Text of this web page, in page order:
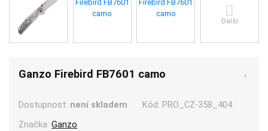
Další
Ganzo Firebird FB7601 camo
Dostupnost: není skladem Kód: PRO_CZ-358_404
Značka:Ganzo